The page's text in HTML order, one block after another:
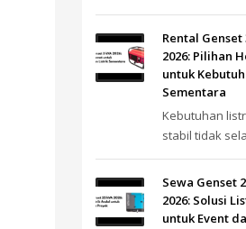
Rental Genset
2026: Pilihan
untuk
Sementara
Kebutuhan
stabil tidak
Sewa Genset
2026: Solusi
untuk Event